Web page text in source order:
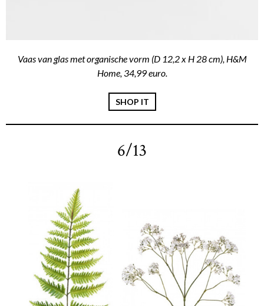
Vaas van glas met organische vorm (D 12,2 x H 28 cm), H&M
Home, 34,99 euro.
SHOP IT
6/13